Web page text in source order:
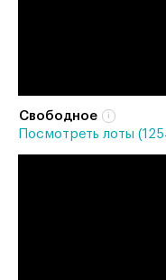
Свободное
Посмотреть лоты